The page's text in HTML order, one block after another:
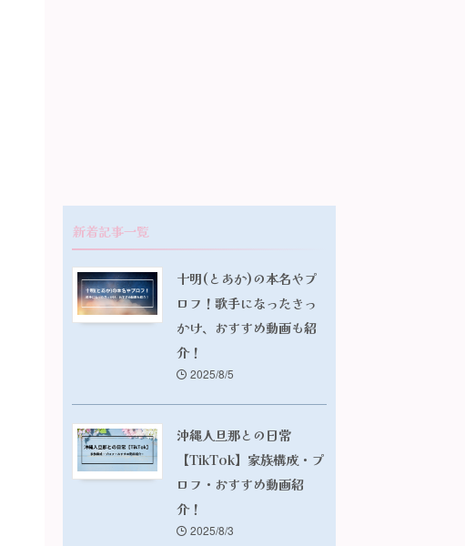
新着記事一覧
十明(とあか)の本名やプ
ロフ！歌手になったきっ
かけ、おすすめ動画も紹
介！
2025/8/5
沖縄人旦那との日常
【TikTok】家族構成・プ
ロフ・おすすめ動画紹
介！
2025/8/3